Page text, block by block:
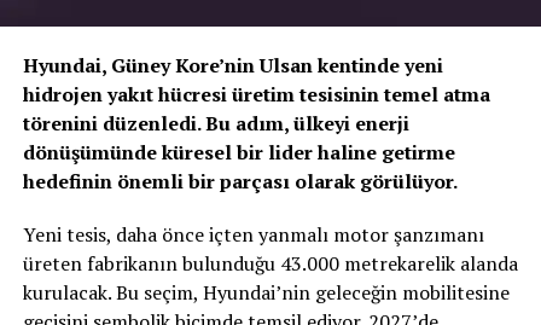
Sport ile Yere Basıyor
Türkiye’nin otomobiliTOGG T10Xgibi yüksek tork
Hyundai, Güney Kore’nin Ulsan kentinde yeni
hidrojen yakıt hücresi üretim tesisinin temel atma
törenini düzenledi. Bu adım, ülkeyi enerji
dönüşümünde küresel bir lider haline getirme
hedefinin önemli bir parçası olarak görülüyor.
Yeni tesis, daha önce içten yanmalı motor şanzımanı
üreten fabrikanın bulunduğu 43.000 metrekarelik alanda
kurulacak. Bu seçim, Hyundai’nin geleceğin mobilitesine